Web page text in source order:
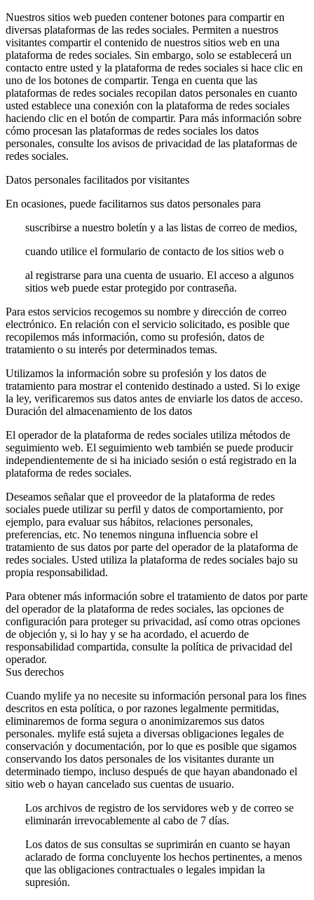
Nuestros sitios web pueden contener botones para compartir en
diversas plataformas de las redes sociales. Permiten a nuestros
visitantes compartir el contenido de nuestros sitios web en una
plataforma de redes sociales. Sin embargo, solo se establecerá un
contacto entre usted y la plataforma de redes sociales si hace clic en
uno de los botones de compartir. Tenga en cuenta que las
plataformas de redes sociales recopilan datos personales en cuanto
usted establece una conexión con la plataforma de redes sociales
haciendo clic en el botón de compartir. Para más información sobre
cómo procesan las plataformas de redes sociales los datos
personales, consulte los avisos de privacidad de las plataformas de
redes sociales.
Datos personales facilitados por visitantes
En ocasiones, puede facilitarnos sus datos personales para
suscribirse a nuestro boletín y a las listas de correo de medios,
cuando utilice el formulario de contacto de los sitios web o
al registrarse para una cuenta de usuario. El acceso a algunos
sitios web puede estar protegido por contraseña.
Para estos servicios recogemos su nombre y dirección de correo
electrónico. En relación con el servicio solicitado, es posible que
recopilemos más información, como su profesión, datos de
tratamiento o su interés por determinados temas.
Utilizamos la información sobre su profesión y los datos de
tratamiento para mostrar el contenido destinado a usted. Si lo exige
la ley, verificaremos sus datos antes de enviarle los datos de acceso.
Duración del almacenamiento de los datos
El operador de la plataforma de redes sociales utiliza métodos de
seguimiento web. El seguimiento web también se puede producir
independientemente de si ha iniciado sesión o está registrado en la
plataforma de redes sociales.
Deseamos señalar que el proveedor de la plataforma de redes
sociales puede utilizar su perfil y datos de comportamiento, por
ejemplo, para evaluar sus hábitos, relaciones personales,
preferencias, etc. No tenemos ninguna influencia sobre el
tratamiento de sus datos por parte del operador de la plataforma de
redes sociales. Usted utiliza la plataforma de redes sociales bajo su
propia responsabilidad.
Para obtener más información sobre el tratamiento de datos por parte
del operador de la plataforma de redes sociales, las opciones de
configuración para proteger su privacidad, así como otras opciones
de objeción y, si lo hay y se ha acordado, el acuerdo de
responsabilidad compartida, consulte la política de privacidad del
operador.
Sus derechos
Cuando mylife ya no necesite su información personal para los fines
descritos en esta política, o por razones legalmente permitidas,
eliminaremos de forma segura o anonimizaremos sus datos
personales. mylife está sujeta a diversas obligaciones legales de
conservación y documentación, por lo que es posible que sigamos
conservando los datos personales de los visitantes durante un
determinado tiempo, incluso después de que hayan abandonado el
sitio web o hayan cancelado sus cuentas de usuario.
Los archivos de registro de los servidores web y de correo se
eliminarán irrevocablemente al cabo de 7 días.
Los datos de sus consultas se suprimirán en cuanto se hayan
aclarado de forma concluyente los hechos pertinentes, a menos
que las obligaciones contractuales o legales impidan la
supresión.